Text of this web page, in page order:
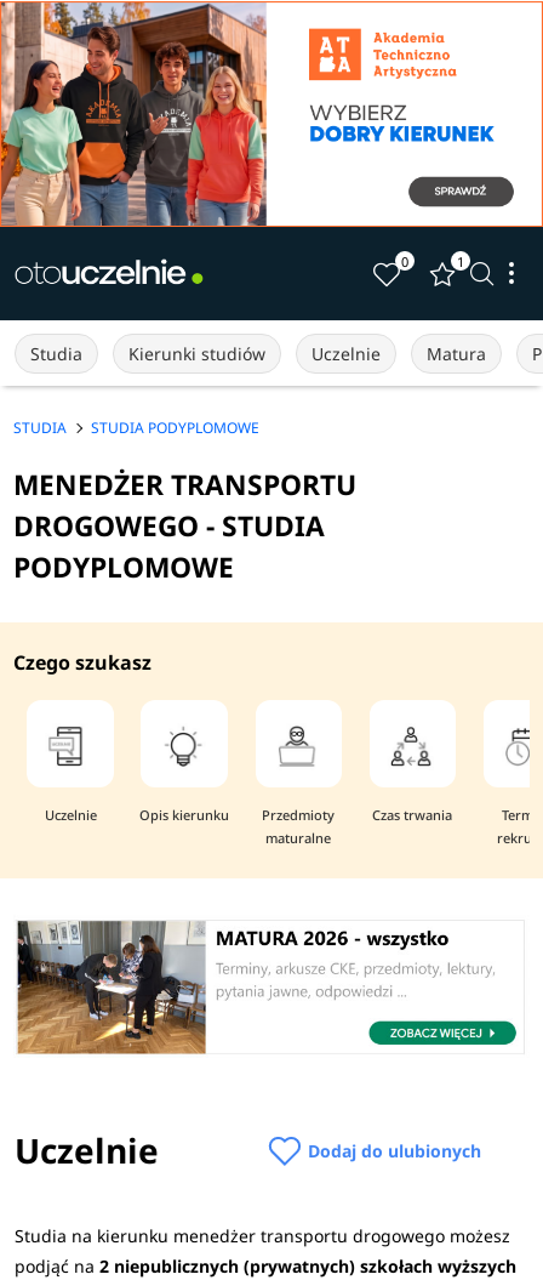
0 1
Studia Kierunki studiów Uczelnie Matura
STUDIA STUDIA PODYPLOMOWE
MENEDŻER TRANSPORTU
DROGOWEGO - STUDIA
PODYPLOMOWE
Czego szukasz
Uczelnie Opis kierunku
Przedmioty
maturalne
Czas trwania
Uczelnie Dodaj do ulubionych
Studia na kierunku menedżer transportu drogowego możesz
podjąć na 2 niepublicznych (prywatnych) szkołach wyższych